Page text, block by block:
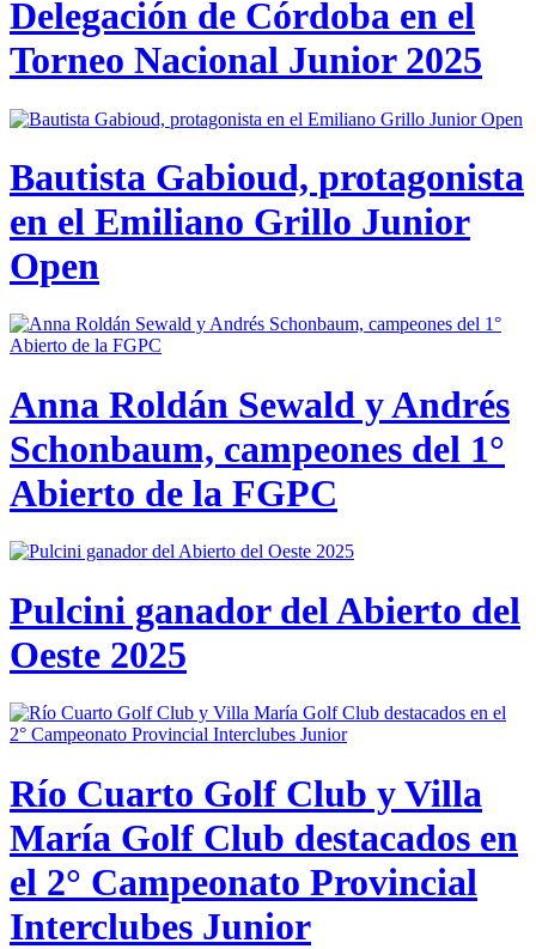
Delegación de Córdoba en el
Torneo Nacional Junior 2025
Bautista Gabioud, protagonista
en el Emiliano Grillo Junior
Open
Anna Roldán Sewald y Andrés
Schonbaum, campeones del 1°
Abierto de la FGPC
Pulcini ganador del Abierto del
Oeste 2025
Río Cuarto Golf Club y Villa
María Golf Club destacados en
el 2° Campeonato Provincial
Interclubes Junior